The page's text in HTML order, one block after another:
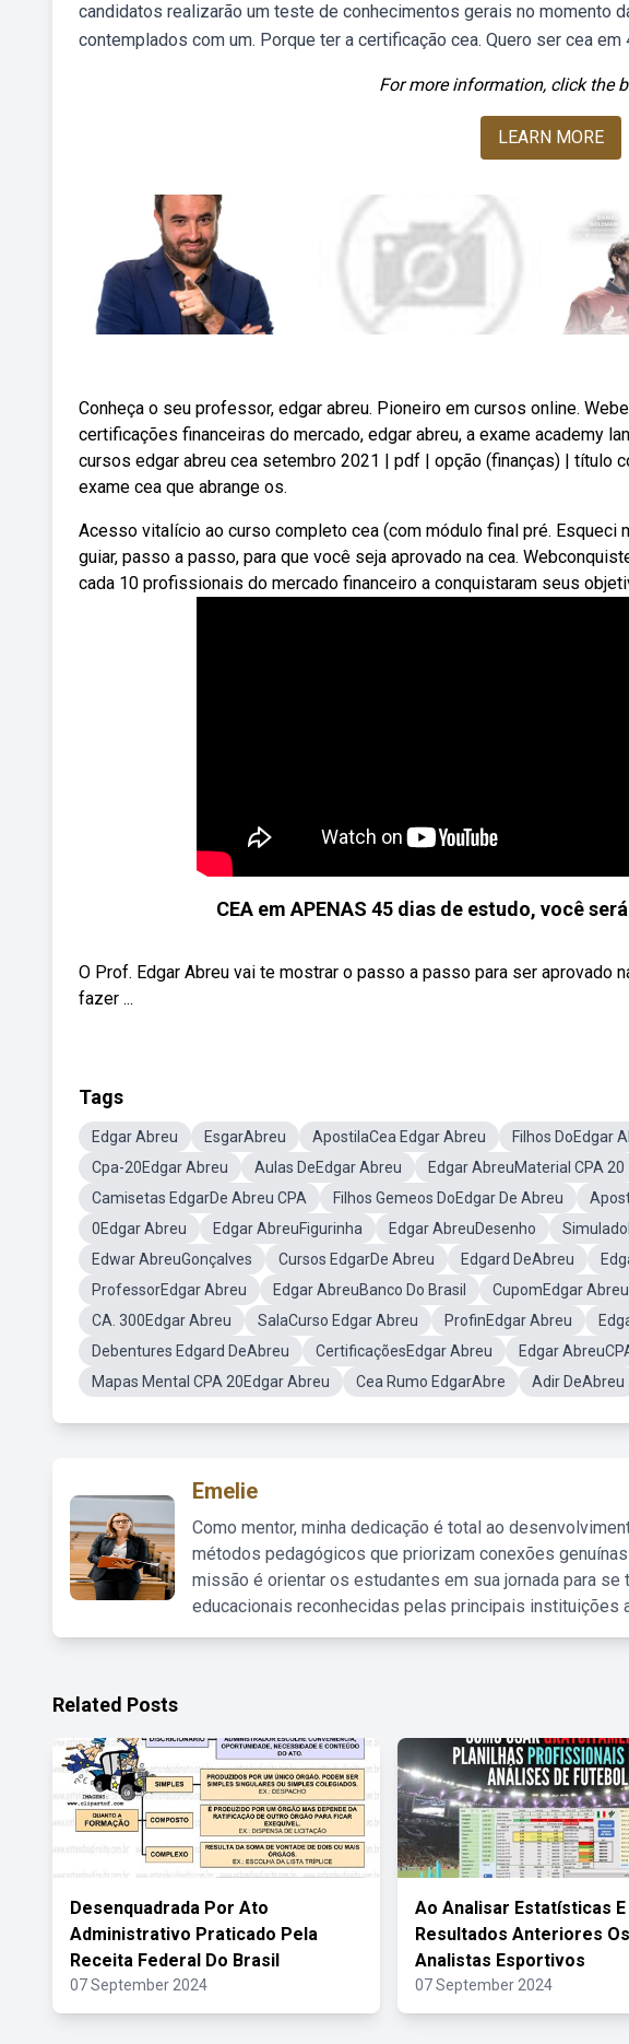
candidatos realizarão um teste de conhecimentos gerais no momento
contemplados com um. Porque ter a certificação cea. Quero ser cea em
For more information, click the
LEARN MORE
Conheça o seu professor, edgar abreu. Pioneiro em cursos online.
certificações financeiras do mercado, edgar abreu, a exame academy
cursos edgar abreu cea setembro 2021 | pdf | opção (finanças) | título
exame cea que abrange os.
Acesso vitalício ao curso completo cea (com módulo final pré. Esqueci
guiar, passo a passo, para que você seja aprovado na cea.
cada 10 profissionais do mercado financeiro a conquistaram seus
CEA em APENAS 45 dias de estudo, você
O Prof. Edgar Abreu vai te mostrar o passo a passo para ser aprovado
fazer ...
Tags
Edgar Abreu EsgarAbreu ApostilaCea Edgar Abreu Filhos DoEdgar
Cpa-20Edgar Abreu
Aulas DeEdgar Abreu Edgar AbreuMaterial CPA 20
Camisetas EdgarDe Abreu CPA
Filhos Gemeos DoEdgar De Abreu
0Edgar Abreu
Edgar AbreuFigurinha Edgar AbreuDesenho
Edwar AbreuGonçalves
Cursos EdgarDe Abreu Edgard DeAbreu
ProfessorEdgar Abreu
Edgar AbreuBanco Do Brasil CupomEdgar Abreu
CA. 300Edgar Abreu
SalaCurso Edgar Abreu ProfinEdgar Abreu
Debentures Edgard DeAbreu
CertificaçõesEdgar Abreu Edgar
Mapas Mental CPA 20Edgar Abreu
Cea Rumo EdgarAbre Adir DeAbreu
Emelie
Como mentor, minha dedicação é total ao
métodos pedagógicos que priorizam conexões
missão é orientar os estudantes em sua jornada para
educacionais reconhecidas pelas principais instituições
Related Posts
Desenquadrada Por Ato
Administrativo Praticado Pela
Receita Federal Do Brasil
07 September 2024
Ao Analisar Estatísticas E
Resultados Anteriores Os
Analistas Esportivos
07 September 2024